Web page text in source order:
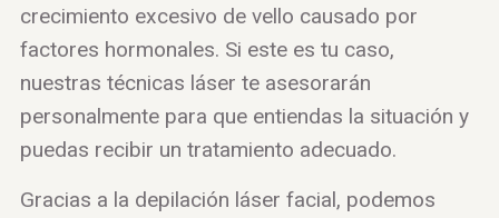
crecimiento excesivo de vello causado por
factores hormonales. Si este es tu caso,
nuestras técnicas láser te asesorarán
personalmente para que entiendas la situación y
puedas recibir un tratamiento adecuado.
Gracias a la depilación láser facial, podemos